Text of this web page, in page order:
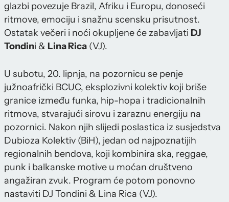
glazbi povezuje Brazil, Afriku i Europu, donoseći
ritmove, emociju i snažnu scensku prisutnost.
Ostatak večeri i noći okupljene će zabavljati DJ
Tondini & Lina Rica (VJ).
U subotu, 20. lipnja, na pozornicu se penje
južnoafrički BCUC, eksplozivni kolektiv koji briše
granice između funka, hip-hopa i tradicionalnih
ritmova, stvarajući sirovu i zaraznu energiju na
pozornici. Nakon njih slijedi poslastica iz susjedstva
Dubioza Kolektiv (BiH), jedan od najpoznatijih
regionalnih bendova, koji kombinira ska, reggae,
punk i balkanske motive u moćan društveno
angažiran zvuk. Program će potom ponovno
nastaviti DJ Tondini & Lina Rica (VJ).